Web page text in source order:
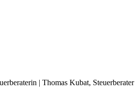
| Thomas Kubat, Steuerberater